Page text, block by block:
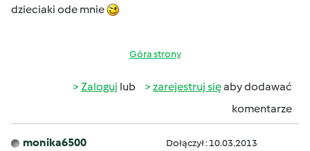
dzieciaki ode mnie
Góra strony
Zaloguj lub zarejestruj sięaby dodawać
komentarze
monika6500 Dołączył : 10.03.2013